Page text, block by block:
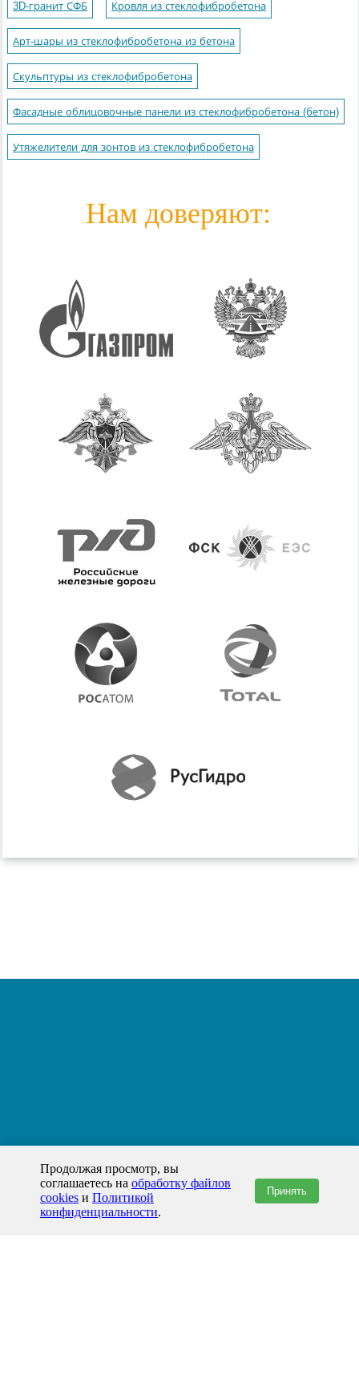
3D-гранит СФБ Кровля из стеклофибробетона
Арт-шары из стеклофибробетона из бетона
Скульптуры из стеклофибробетона
Фасадные облицовочные панели из стеклофибробетона (бетон)
Утяжелители для зонтов из стеклофибробетона
Нам доверяют:
Продолжая просмотр, вы
соглашаетесь на обработку файлов
cookies и Политикой
конфиденциальности.
Принять